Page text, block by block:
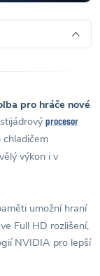
pro hráče nové
procesor
výkon i v
umožní hraní
Full HD rozlišení,
NVIDIA pro lepší